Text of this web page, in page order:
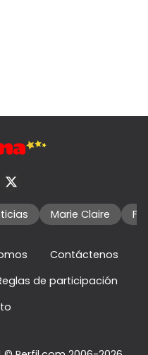
Marie Claire
Contáctenos
de participación